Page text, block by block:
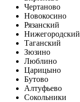
Чертаново
Новокосино
Рязанский
Нижегородский
Таганский
Зюзино
Люблино
Царицыно
Бутово
Алтуфьево
Сокольники